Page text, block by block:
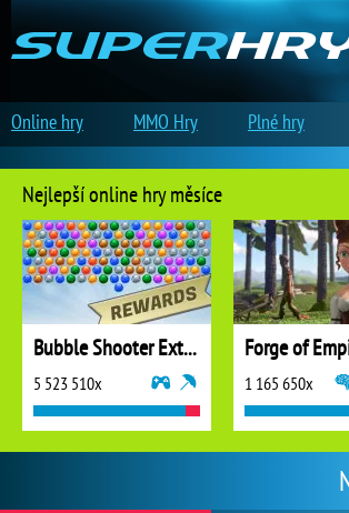
Nejlepší online hry měsíce
Bubble Shooter Extreme
5 523 510x
Forge of
1 165 650x
Online hry MMO Hry Plné hry